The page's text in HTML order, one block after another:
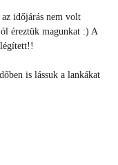
az időjárás nem volt
éreztük magunkat :) A
is lássuk a lankákat